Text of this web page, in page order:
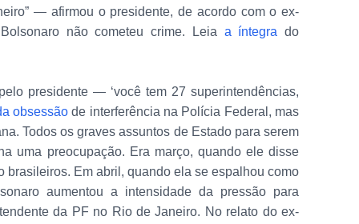
— afirmou o presidente, de acordo com o ex-
não cometeu crime. Leia a íntegra do
presidente — ‘você tem 27 superintendências,
obsessão de interferência na Polícia Federal, mas
Todos os graves assuntos de Estado para serem
uma preocupação. Era março, quando ele disse
brasileiros. Em abril, quando ela se espalhou como
aumentou a intensidade da pressão para
da PF no Rio de Janeiro. No relato do ex-